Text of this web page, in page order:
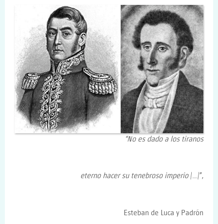
“No es dado a los tiranos
eterno hacer su tenebroso imperio/…./”,
Esteban de Luca y Padrón